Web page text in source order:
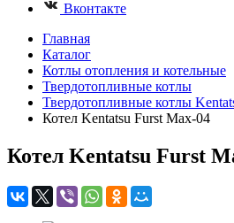
Вконтакте
Главная
Каталог
Котлы отопления и котельные
Твердотопливные котлы
Твердотопливные котлы
Котел Kentatsu Furst Max-04
Котел Kentatsu Furst